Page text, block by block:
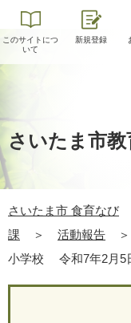
このサイトにつ
いて
新規登録
さいたま市
さいたま市 食育なび
課
＞ 活動報告 ＞
小学校 令和7年2月